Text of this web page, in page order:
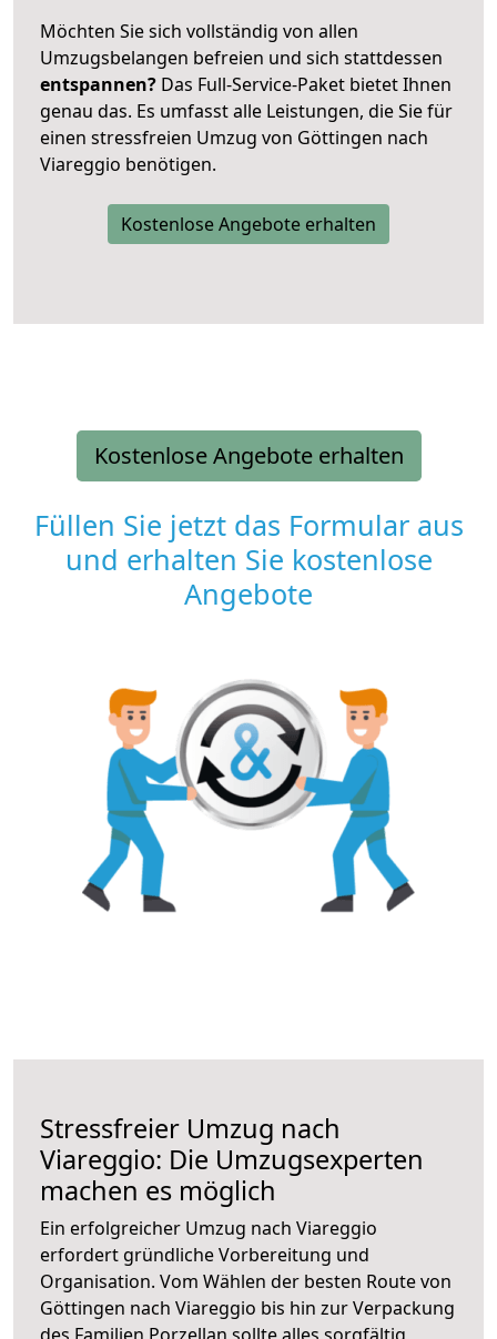
Möchten Sie sich vollständig von allen
Umzugsbelangen befreien und sich stattdessen
entspannen? Das Full-Service-Paket bietet Ihnen
genau das. Es umfasst alle Leistungen, die Sie für
einen stressfreien Umzug von Göttingen nach
Viareggio benötigen.
Kostenlose Angebote erhalten
Kostenlose Angebote erhalten
Füllen Sie jetzt das Formular aus
und erhalten Sie kostenlose
Angebote
Stressfreier Umzug nach
Viareggio: Die Umzugsexperten
machen es möglich
Ein erfolgreicher Umzug nach Viareggio
erfordert gründliche Vorbereitung und
Organisation. Vom Wählen der besten Route von
Göttingen nach Viareggio bis hin zur Verpackung